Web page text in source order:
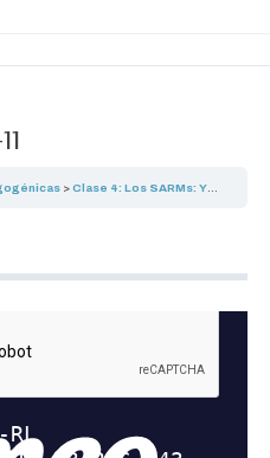
Clase 4: Los SARMs: YK-11